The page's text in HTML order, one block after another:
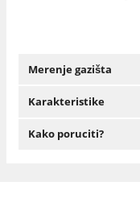
Merenje gazišta
Karakteristike
Kako poruciti?